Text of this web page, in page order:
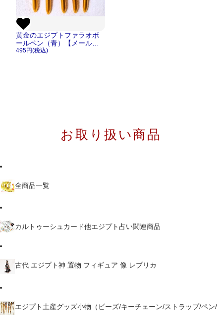
黄金のエジプトファラオボ
ールペン（青）【メール便
OK】
495円(税込)
お取り扱い商品
全商品一覧
カルトゥーシュカード他エジプト占い関連商品
古代 エジプト神 置物 フィギュア 像 レプリカ
エジプト土産グッズ小物（ビーズ/キーチェーン/ストラップ/ペン/